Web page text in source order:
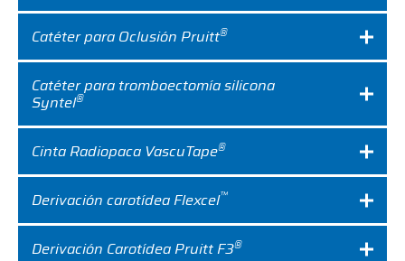
Catéter para Oclusión Pruitt®
Catéter para tromboectomía silicona
Syntel®
Cinta Radiopaca VascuTape®
Derivación carotídea Flexcel™
Derivación Carotídea Pruitt F3®